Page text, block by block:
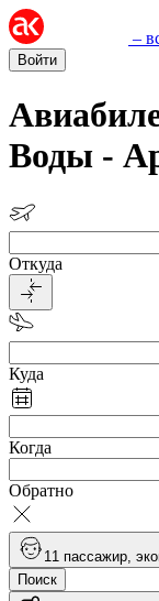
–
Войти
Воды -
Откуда
Куда
Когда
Обратно
1 1 пассажир
Поиск